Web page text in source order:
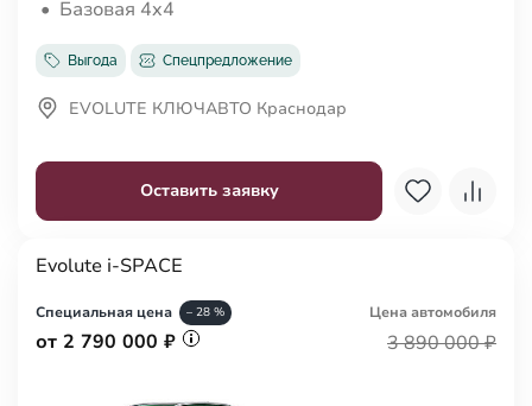
• Базовая 4x4
Выгода Спецпредложение
Оставить заявку
EVOLUTE КЛЮЧАВТО Краснодар
Evolute i-SPACE
Специальная цена – 28 %
от 2 790 000 ₽
Цена автомобиля
3 890 000 ₽